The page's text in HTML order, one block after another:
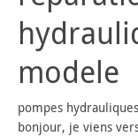
modele
pompes hydrauliques
bonjour, je viens